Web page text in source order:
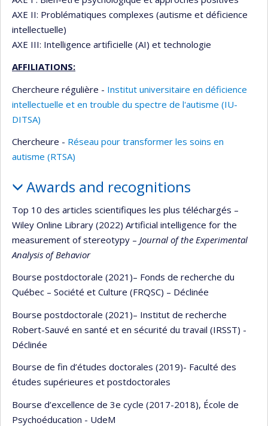
AXE II: Problématiques complexes (autisme et déficience
intellectuelle)
AXE III: Intelligence artificielle (AI) et technologie
AFFILIATIONS:
Chercheure régulière - Institut universitaire en déficience
intellectuelle et en trouble du spectre de l'autisme (IU-
DITSA)
Chercheure - Réseau pour transformer les soins en
autisme (RTSA)
Awards and recognitions
Top 10 des articles scientifiques les plus téléchargés –
Wiley Online Library (2022) Artificial intelligence for the
measurement of stereotypy – Journal of the Experimental
Analysis of Behavior
Bourse postdoctorale (2021)– Fonds de recherche du
Québec – Société et Culture (FRQSC) – Déclinée
Bourse postdoctorale (2021)– Institut de recherche
Robert-Sauvé en santé et en sécurité du travail (IRSST) -
Déclinée
Bourse de fin d’études doctorales (2019)- Faculté des
études supérieures et postdoctorales
Bourse d’excellence de 3e cycle (2017-2018), École de
Psychoéducation - UdeM